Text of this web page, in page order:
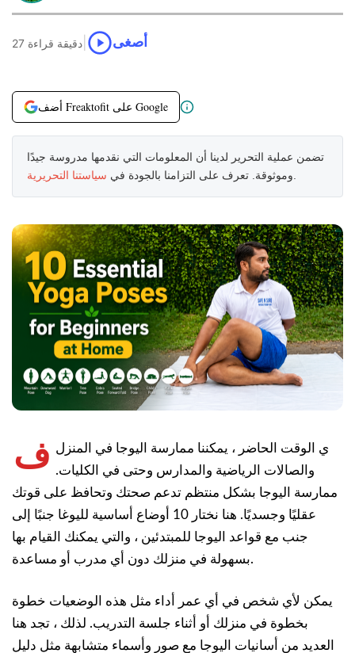
27 دقيقة قراءة أصغى
أضف Freaktofit على Google
تضمن عملية التحرير لدينا أن المعلومات التي نقدمها مدروسة جيدًا
وموثوقة. تعرف على التزامنا بالجودة في سياستنا التحريرية
ف ي الوقت الحاضر ، يمكننا ممارسة اليوجا في المنزل
والصالات الرياضية والمدارس وحتى في الكليات.
ممارسة اليوجا بشكل منتظم تدعم صحتك وتحافظ على قوتك
عقليًا وجسديًا. هنا نختار 10 أوضاع أساسية لليوغا جنبًا إلى
جنب مع قواعد اليوجا للمبتدئين ، والتي يمكنك القيام بها
بسهولة في منزلك دون أي مدرب أو مساعدة.
يمكن لأي شخص في أي عمر أداء مثل هذه الوضعيات خطوة
بخطوة في منزلك أو أثناء جلسة التدريب. لذلك ، تجد هنا
العديد من أسانيات اليوجا مع صور وأسماء متشابهة مثل دليل